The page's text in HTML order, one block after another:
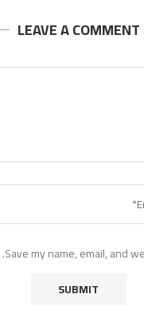
LEAVE A COMMENT
Save my name, email, and